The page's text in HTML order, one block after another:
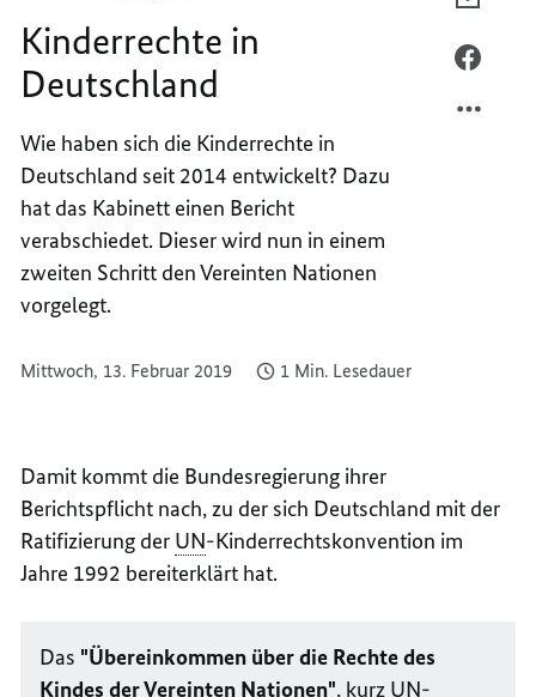
Kinderrechte in
Deutschland
Wie haben sich die Kinderrechte in
Deutschland seit 2014 entwickelt? Dazu
hat das Kabinett einen Bericht
verabschiedet. Dieser wird nun in einem
zweiten Schritt den Vereinten Nationen
vorgelegt.
Mittwoch, 13. Februar 2019 1 Min. Lesedauer
Damit kommt die Bundesregierung ihrer
Berichtspflicht nach, zu der sich Deutschland mit der
Ratifizierung der UN-Kinderrechtskonvention im
Jahre 1992 bereiterklärt hat.
Das "Übereinkommen über die Rechte des
Kindes der Vereinten Nationen", kurz UN-